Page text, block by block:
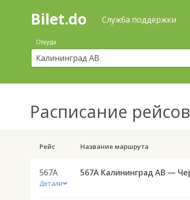
Поиск
покупка
билетов
автобус
онлайн
Bilet.do Служба поддержки
Откуда
Расписание рейсов
Рейс Название маршрута
567А
Детали